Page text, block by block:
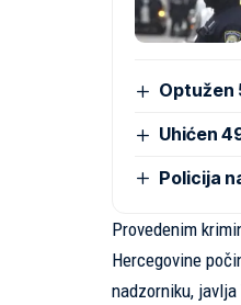
Optužen
Uhićen
Policija
Provedenim
Hercegovine
nadzorniku, javlja